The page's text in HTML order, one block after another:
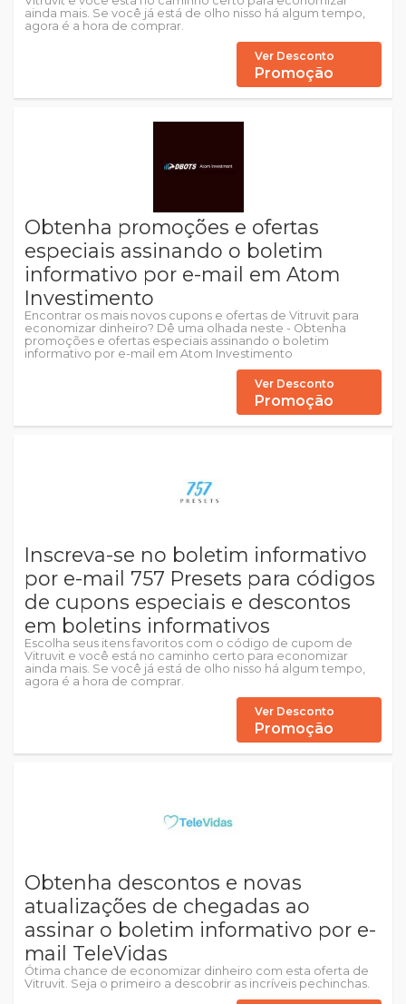
ainda mais. Se você já está de olho nisso há algum tempo,
agora é a hora de comprar.
Ver Desconto
Promoção
Obtenha promoções e ofertas
especiais assinando o boletim
informativo por e-mail em Atom
Investimento
Encontrar os mais novos cupons e ofertas de Vitruvit para
economizar dinheiro? Dê uma olhada neste - Obtenha
promoções e ofertas especiais assinando o boletim
informativo por e-mail em Atom Investimento
Ver Desconto
Promoção
Inscreva-se no boletim informativo
por e-mail 757 Presets para códigos
de cupons especiais e descontos
em boletins informativos
Escolha seus itens favoritos com o código de cupom de
Vitruvit e você está no caminho certo para economizar
ainda mais. Se você já está de olho nisso há algum tempo,
agora é a hora de comprar.
Ver Desconto
Promoção
Obtenha descontos e novas
atualizações de chegadas ao
assinar o boletim informativo por e-
mail TeleVidas
Ótima chance de economizar dinheiro com esta oferta de
Vitruvit. Seja o primeiro a descobrir as incríveis pechinchas.